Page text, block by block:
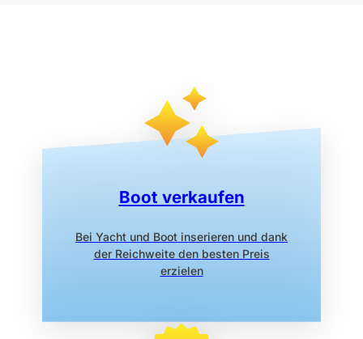
Boot verkaufen
Bei Yacht und Boot inserieren und dank
der Reichweite den besten Preis
erzielen